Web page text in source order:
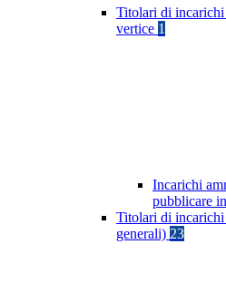
Titolari di
vertice 1
Incarichi
pubblicare
Titolari di
generali) 23